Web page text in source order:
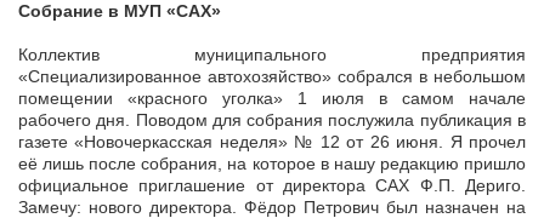
Собрание в МУП «САХ»
Коллектив муниципального предприятия
«Специализированное автохозяйство» собрался в небольшом
помещении «красного уголка» 1 июля в самом начале
рабочего дня. Поводом для собрания послужила публикация в
газете «Новочеркасская неделя» № 12 от 26 июня. Я прочел
её лишь после собрания, на которое в нашу редакцию пришло
официальное приглашение от директора САХ Ф.П. Дериго.
Замечу: нового директора. Фёдор Петрович был назначен на